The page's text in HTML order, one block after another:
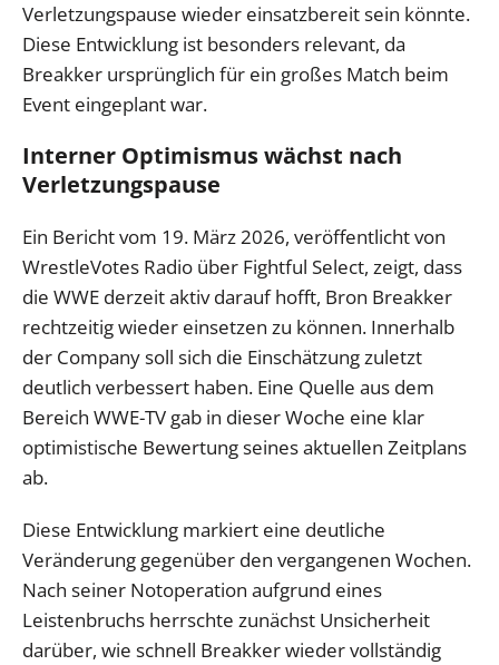
Verletzungspause wieder einsatzbereit sein könnte.
Diese Entwicklung ist besonders relevant, da
Breakker ursprünglich für ein großes Match beim
Event eingeplant war.
Interner Optimismus wächst nach
Verletzungspause
Ein Bericht vom 19. März 2026, veröffentlicht von
WrestleVotes Radio über Fightful Select, zeigt, dass
die WWE derzeit aktiv darauf hofft, Bron Breakker
rechtzeitig wieder einsetzen zu können. Innerhalb
der Company soll sich die Einschätzung zuletzt
deutlich verbessert haben. Eine Quelle aus dem
Bereich WWE-TV gab in dieser Woche eine klar
optimistische Bewertung seines aktuellen Zeitplans
ab.
Diese Entwicklung markiert eine deutliche
Veränderung gegenüber den vergangenen Wochen.
Nach seiner Notoperation aufgrund eines
Leistenbruchs herrschte zunächst Unsicherheit
darüber, wie schnell Breakker wieder vollständig